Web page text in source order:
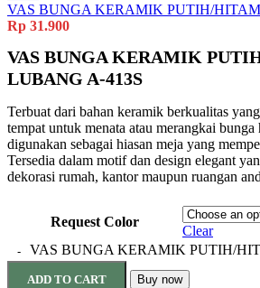
VAS BUNGA KERAMIK PUTIH/
Rp 31.900
VAS BUNGA KERAMIK
LUBANG A-413S
Terbuat dari bahan keramik berkualitas
tempat untuk menata atau merangkai bunga
digunakan sebagai hiasan meja yang
Tersedia dalam motif dan design elegant
dekorasi rumah, kantor maupun ruangan
Request Color
Clear
VAS BUNGA KERAMIK PUTIH/
ADD TO CART Buy now